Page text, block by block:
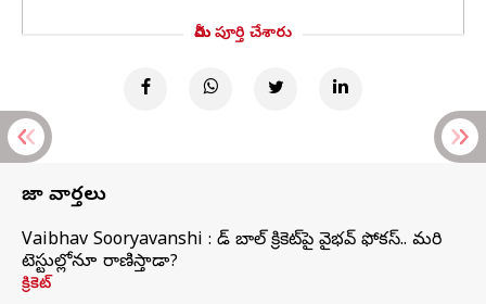
మీరు పూర్తి చేశారు
తాజా వార్తలు
Vaibhav Sooryavanshi : రెడ్ బాల్ క్రికెట్‌పై వైభవ్ ఫోకస్.. మరి
టెస్టుల్లోనూ రాణిస్తాడా?
క్రికెట్